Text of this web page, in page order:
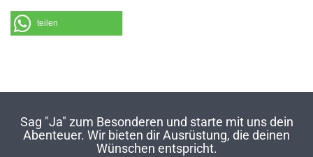
teilen
Sag "Ja" zum Besonderen und starte mit uns dein
Abenteuer. Wir bieten dir Ausrüstung, die deinen
Wünschen entspricht.